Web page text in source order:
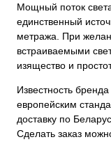
Мощный поток
единственный
метража. При
встраиваемыми
изящество и
Известность бренда
европейским
доставку по
Сделать заказ